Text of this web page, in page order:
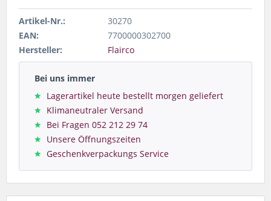
Artikel-Nr.:
30270
EAN:
7700000302700
Hersteller:
Flairco
Bei uns immer
Lagerartikel heute bestellt morgen geliefert
Klimaneutraler Versand
Bei Fragen 052 212 29 74
Unsere Öffnungszeiten
Geschenkverpackungs Service